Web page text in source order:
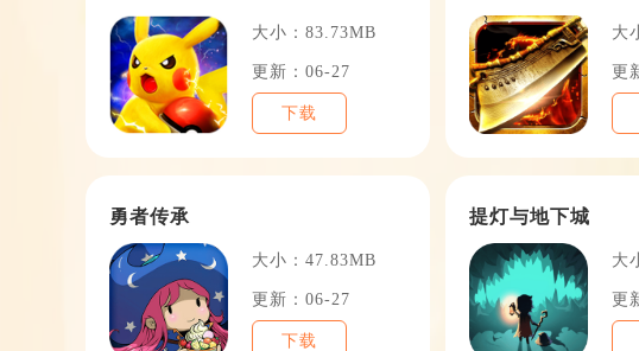
大小：83.73MB
更新：06-27
下载
大
更
勇者传承
大小：47.83MB
更新：06-27
下载
提灯与地下城
大
更